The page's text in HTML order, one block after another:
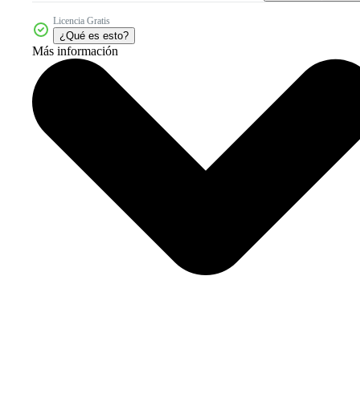
Licencia Gratis
¿Qué es esto?
Más información